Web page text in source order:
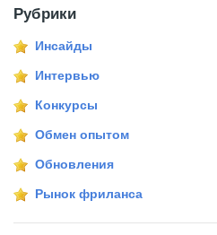
Рубрики
Инсайды
Интервью
Конкурсы
Обмен опытом
Обновления
Рынок фриланса